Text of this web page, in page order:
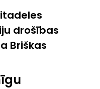
drošības
Briškas